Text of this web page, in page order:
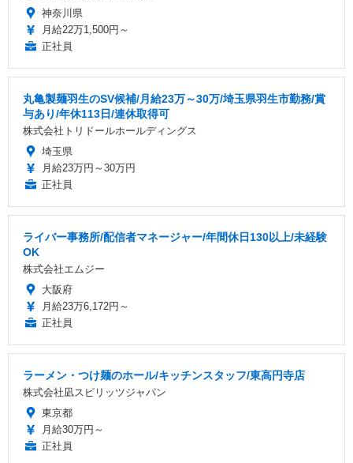
神奈川県
月給22万1,500円～
正社員
丸亀製麺羽生のSV候補/月給23万～30万/埼玉県羽生市勤務/賞
与あり/年休113日/連休取得可
株式会社トリドールホールディングス
埼玉県
月給23万円～30万円
正社員
ライバー事務所/配信者マネージャー/年間休日130以上/未経験
OK
株式会社エムジー
大阪府
月給23万6,172円～
正社員
ラーメン・つけ麺のホール/キッチンスタッフ/東高円寺店
株式会社凪スピリッツジャパン
東京都
月給30万円～
正社員